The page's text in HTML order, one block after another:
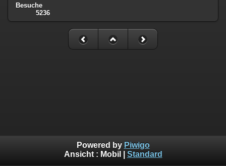
Besuche
5236
Powered by Piwigo
Ansicht : Mobil Standard